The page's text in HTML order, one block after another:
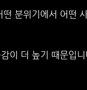
분위기에서 어떤
이 더 높기 때문입니